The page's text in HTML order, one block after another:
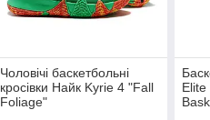
Чоловічі баскетбольні
кросівки Найк Kyrie 4 "Fall
Foliage"